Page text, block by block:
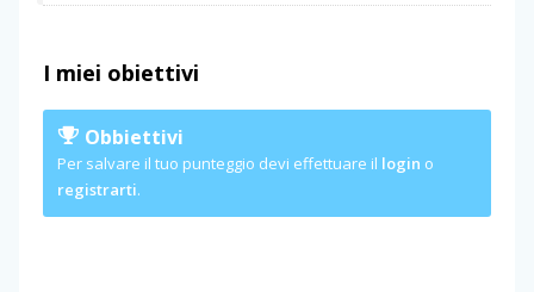
I miei obiettivi
Obbiettivi
Per salvare il tuo punteggio devi effettuare il login o
registrarti.